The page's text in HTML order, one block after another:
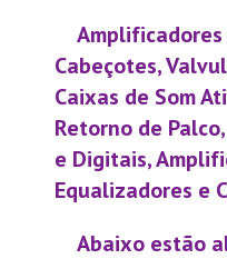
Cabeçotes,
Caixas de Som
Retorno de
e Digitais,
Equalizadores e
Abaixo estão